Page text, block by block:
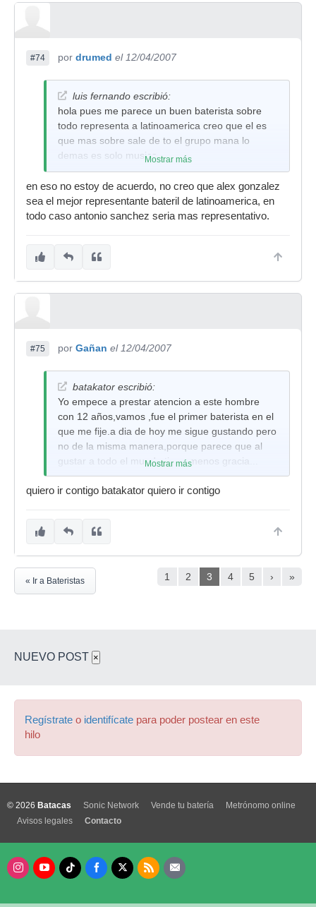
#74 por drumed el 12/04/2007
luis fernando escribió:
hola pues me parece un buen baterista sobre
todo representa a latinoamerica creo que el es
que mas sobre sale de to el grupo mana lo
demas es solo musica.Mostrar más
en eso no estoy de acuerdo, no creo que alex gonzalez
sea el mejor representante bateril de latinoamerica, en
todo caso antonio sanchez seria mas representativo.
#75 por Gañan el 12/04/2007
batakator escribió:
Yo empece a prestar atencion a este hombre
con 12 años,vamos ,fue el primer baterista en el
que me fije.a dia de hoy me sigue gustando pero
no de la misma manera,porque parece que al
gustar a todo el mundo tiene menos gracia...
desgracia ya no es tan novedad...aunque
hablare con el,por lo menos para conocerlo en
Mostrar más
quiero ir contigo batakator quiero ir contigo
1 2 3 4 5 › »
« Ir a Bateristas
NUEVO POST ×
Regístrate o identifícate para poder postear en este
hilo
© 2026 Batacas Sonic Network Vende tu batería
Metrónomo online
Avisos legales
Contacto